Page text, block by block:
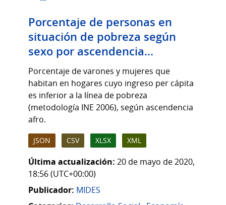
Porcentaje de personas en
situación de pobreza según
sexo por ascendencia...
Porcentaje de varones y mujeres que
habitan en hogares cuyo ingreso per cápita
es inferior a la línea de pobreza
(metodología INE 2006), según ascendencia
afro.
JSON CSV XLSX XML
Última actualización: 20 de mayo de 2020,
18:56 (UTC+00:00)
Publicador: MIDES